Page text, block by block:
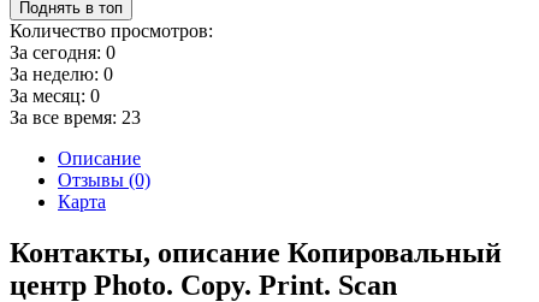
Поднять в топ
Количество просмотров:
За сегодня: 0
За неделю: 0
За месяц: 0
За все время: 23
Описание
Отзывы (0)
Карта
Контакты, описание Копировальный
центр Photo. Copy. Print. Scan